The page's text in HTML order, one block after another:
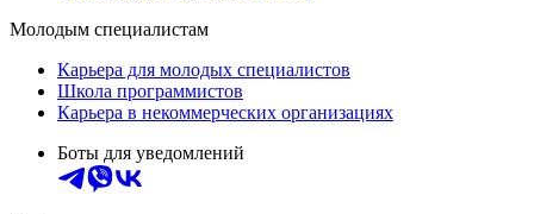
Молодым специалистам
Карьера для молодых специалистов
Школа программистов
Карьера в некоммерческих организациях
Боты для уведомлений